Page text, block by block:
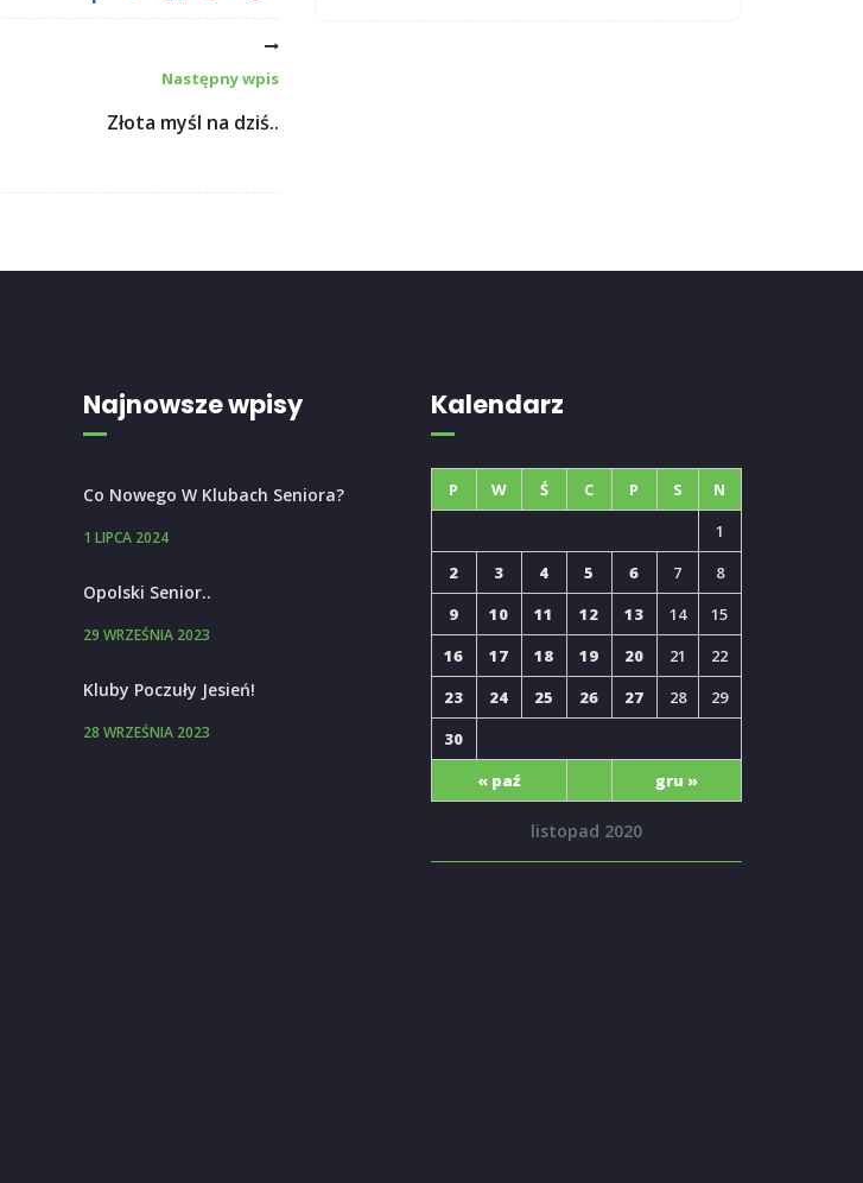
Następny wpis
Złota myśl na dziś..
Najnowsze wpisy
Co Nowego W Klubach Seniora?
1 LIPCA 2024
Opolski Senior..
29 WRZEŚNIA 2023
Kluby Poczuły Jesień!
28 WRZEŚNIA 2023
Kalendarz
listopad 2020
P W Ś C P S N
« paź gru »
1
2
3 4 5 6 7
8
9
10 11 12 13 14
15
16
17 18 19 20 21
22
23
24 25 26 27 28
29
30